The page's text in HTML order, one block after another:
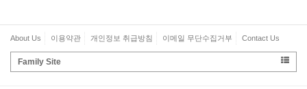
About Us 이용약관 개인정보 취급방침 이메일 무단수집거부 Contact Us
Family Site